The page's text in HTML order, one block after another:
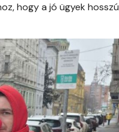
hogy a jó ügyek hosszú